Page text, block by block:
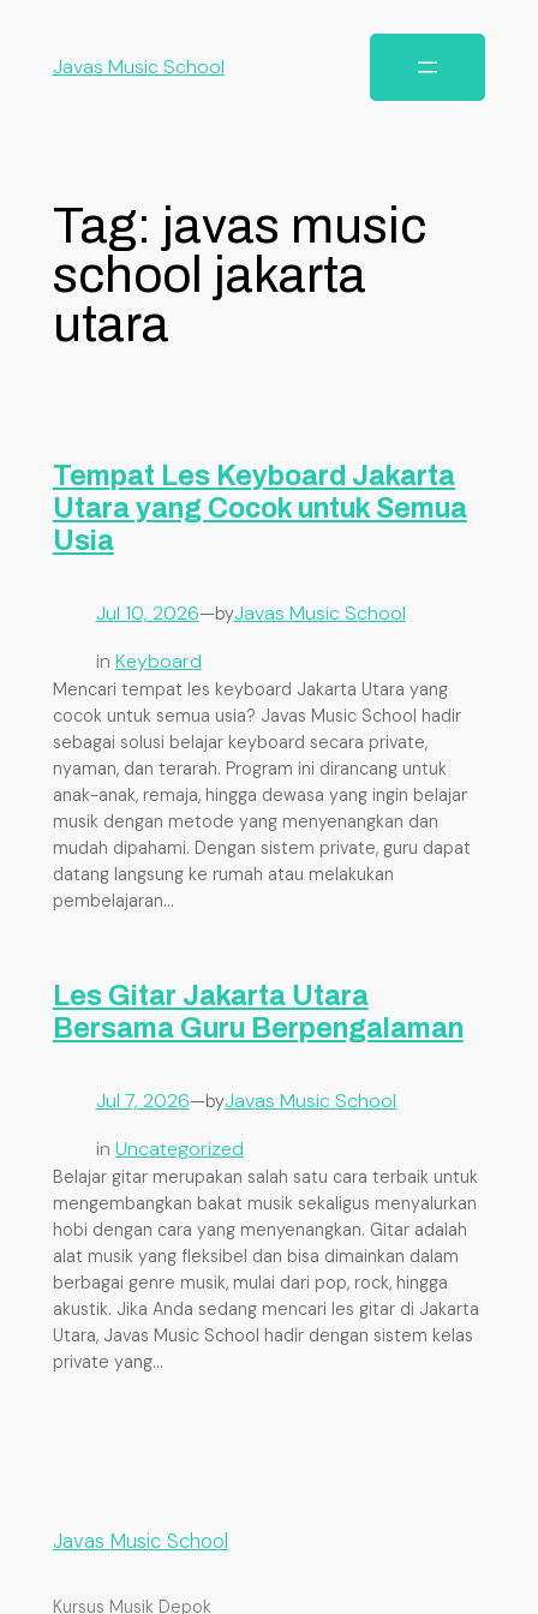
Javas Music School
Tag: javas music
school jakarta
utara
Tempat Les Keyboard Jakarta
Utara yang Cocok untuk Semua
Usia
Jul 10, 2026—byJavas Music School
in Keyboard
Mencari tempat les keyboard Jakarta Utara yang
cocok untuk semua usia? Javas Music School hadir
sebagai solusi belajar keyboard secara private,
nyaman, dan terarah. Program ini dirancang untuk
anak-anak, remaja, hingga dewasa yang ingin belajar
musik dengan metode yang menyenangkan dan
mudah dipahami. Dengan sistem private, guru dapat
datang langsung ke rumah atau melakukan
pembelajaran…
Les Gitar Jakarta Utara
Bersama Guru Berpengalaman
Jul 7, 2026—byJavas Music School
in Uncategorized
Belajar gitar merupakan salah satu cara terbaik untuk
mengembangkan bakat musik sekaligus menyalurkan
hobi dengan cara yang menyenangkan. Gitar adalah
alat musik yang fleksibel dan bisa dimainkan dalam
berbagai genre musik, mulai dari pop, rock, hingga
akustik. Jika Anda sedang mencari les gitar di Jakarta
Utara, Javas Music School hadir dengan sistem kelas
private yang…
Javas Music School
Kursus Musik Depok